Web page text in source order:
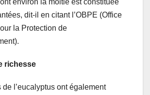
dit-il en citant l’OBPE (Office
la Protection de
richesse
de l’eucalyptus ont également